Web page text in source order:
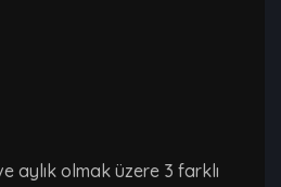
aylık olmak üzere 3 farklı